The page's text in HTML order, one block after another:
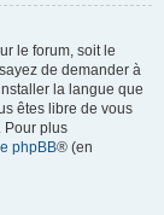
le forum, soit le
de demander à
la langue que
êtes libre de vous
Pour plus
phpBB® (en